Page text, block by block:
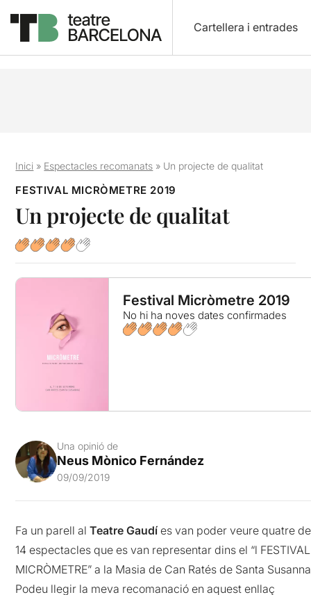
Cartellera i entrades
Inici » Espectacles recomanats » Un projecte de qualitat
FESTIVAL MICRÒMETRE 2019
Un projecte de qualitat
Festival Micròmetre 2019
No hi ha noves dates confirmades
Una opinió de
Neus Mònico Fernández
09/09/2019
Fa un parell alTeatre Gaudí es van poder veure quatre
14 espectacles que es van representar dins el “l FESTIVAL
MICRÒMETRE” a la Masia de Can Ratés de Santa
Podeu llegir la meva recomanació en aquest enllaç